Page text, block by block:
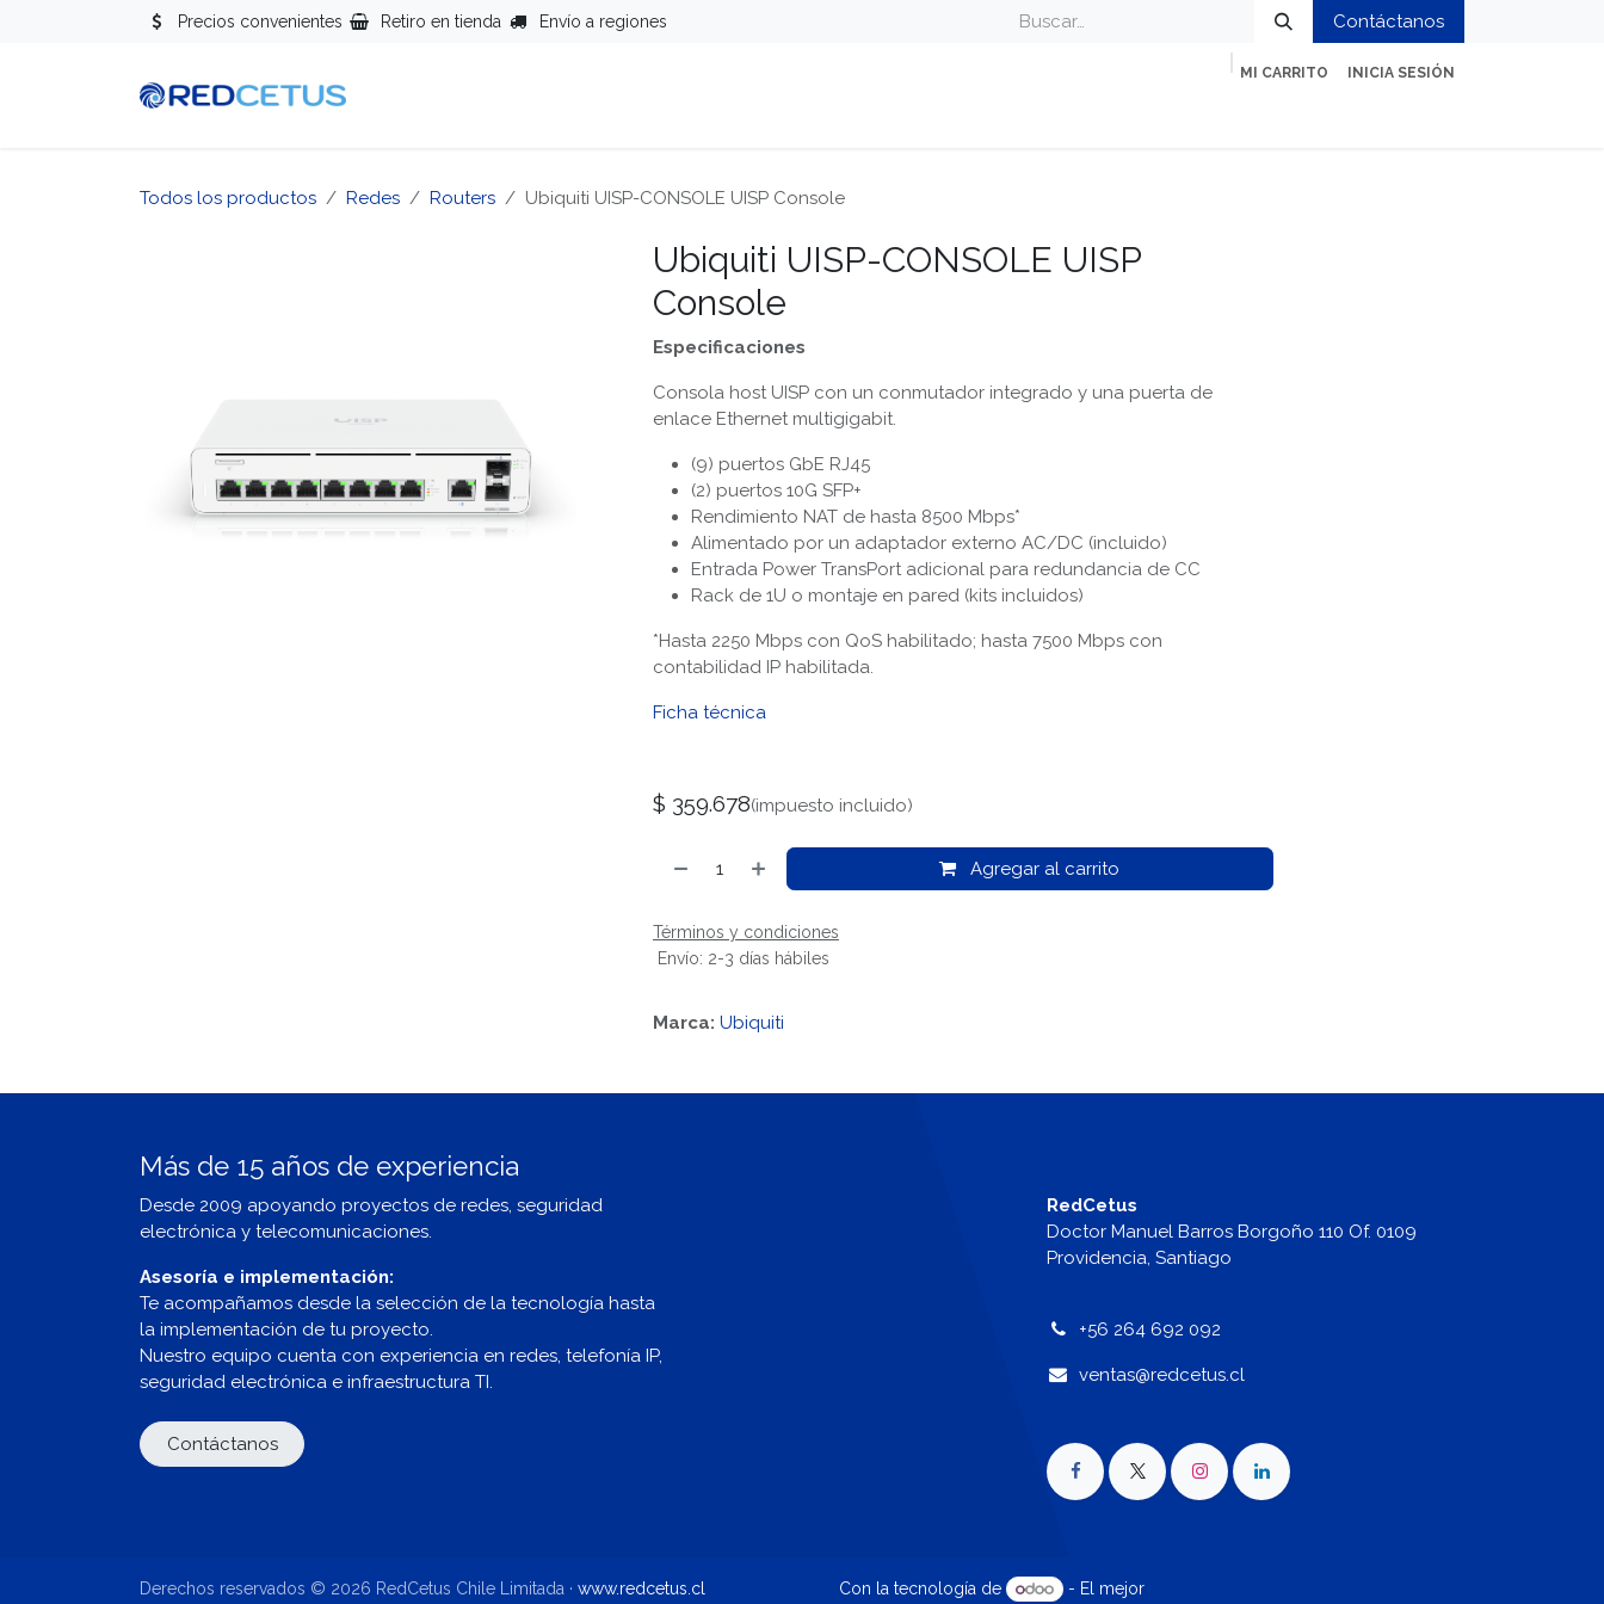
Precios convenientes Retiro en tienda Envío a regiones Contáctanos
MI CARRITO INICIA SESIÓN
Todos los productos Redes Routers Ubiquiti UISP-CONSOLE UISP Console
Ubiquiti UISP-CONSOLE UISP
Console
Especificaciones
Consola host UISP con un conmutador integrado y una puerta de
enlace Ethernet multigigabit.
(9) puertos GbE RJ45
(2) puertos 10G SFP+
Rendimiento NAT de hasta 8500 Mbps*
Alimentado por un adaptador externo AC/DC (incluido)
Entrada Power TransPort adicional para redundancia de CC
Rack de 1U o montaje en pared (kits incluidos)
*Hasta 2250 Mbps con QoS habilitado; hasta 7500 Mbps con
contabilidad IP habilitada.
Ficha técnica
$ 359.678(impuesto incluido)
Agregar al carrito
Términos y condiciones
Envío: 2-3 días hábiles
Marca: Ubiquiti
Más de 15 años de experiencia
Desde 2009 apoyando proyectos de redes, seguridad
electrónica y telecomunicaciones.
Asesoría e implementación:
Te acompañamos desde la selección de la tecnología hasta
la implementación de tu proyecto.
Nuestro equipo cuenta con experiencia en redes, telefonía IP,
seguridad electrónica e infraestructura TI.
Contáctanos
RedCetus
Doctor Manuel Barros Borgoño 110 Of. 0109
Providencia, Santiago
+56 264 692 092
ventas@redcetus.cl
Derechos reservados © 2026 RedCetus Chile Limitada · www.redcetus.cl Con la tecnología de - El mejor